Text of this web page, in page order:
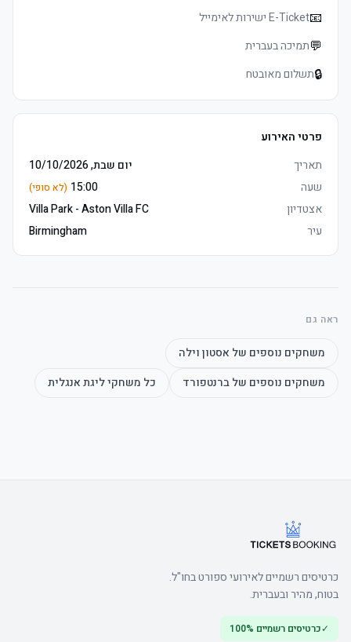
	• Arrive early to make the most of the לאונג'
📧E-Ticket ישירות לאימייל
💬תמיכה בעברית
🔒תשלום מאובטח
פרטי האירוע
תאריך
יום שבת, 10/10/2026
שעה
15:00 (לא סופי)
אצטדיון
Villa Park - Aston Villa FC
עיר
Birmingham
ראה גם
משחקים נוספים של אסטון וילה
משחקים נוספים שלברנטפורד כל משחקיליגת אנגלית
כרטיסים רשמיים לאירועי ספורט בחו"ל.
בטוח, מהיר ובעברית.
✓כרטיסים רשמיים 100%